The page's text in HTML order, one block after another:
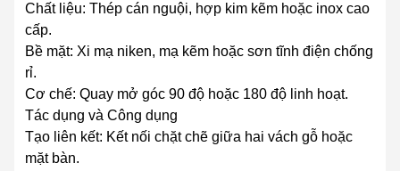
Chất liệu: Thép cán nguội, hợp kim kẽm hoặc inox cao
cấp.
Bề mặt: Xi mạ niken, mạ kẽm hoặc sơn tĩnh điện chống
rỉ.
Cơ chế: Quay mở góc 90 độ hoặc 180 độ linh hoạt.
Tác dụng và Công dụng
Tạo liên kết: Kết nối chặt chẽ giữa hai vách gỗ hoặc
mặt bàn.